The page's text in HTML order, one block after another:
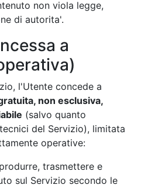
non viola legge,
di autorita'.
a
l'Utente concede a
non esclusiva,
(salvo quanto
del Servizio), limitata
operative:
trasmettere e
sul Servizio secondo le